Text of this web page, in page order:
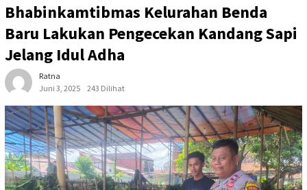
Bhabinkamtibmas Kelurahan Benda
Baru Lakukan Pengecekan Kandang Sapi
Jelang Idul Adha
Ratna
Juni 3, 2025
243 Dilihat